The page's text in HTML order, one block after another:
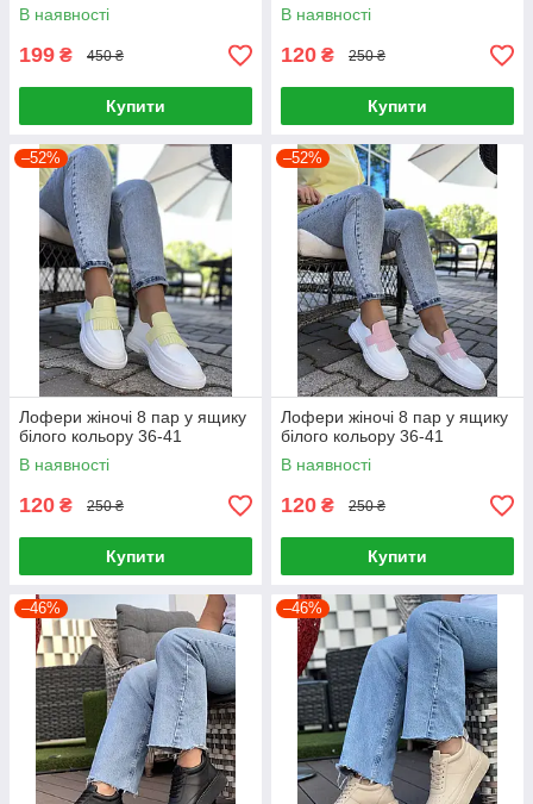
В наявності
199 ₴ 450 ₴
Купити
В наявності
120 ₴ 250 ₴
Купити
–52%
Лофери жіночі 8 пар у ящику
білого кольору 36-41
В наявності
120 ₴ 250 ₴
Купити
–52%
Лофери жіночі 8 пар у ящику
білого кольору 36-41
В наявності
120 ₴ 250 ₴
Купити
–46% –46%